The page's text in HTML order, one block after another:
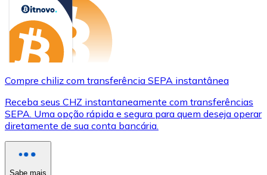
Compre chiliz com transferência SEPA instantânea
Receba seus CHZ instantaneamente com transferências
SEPA. Uma opção rápida e segura para quem deseja operar
diretamente de sua conta bancária.
Sabe mais